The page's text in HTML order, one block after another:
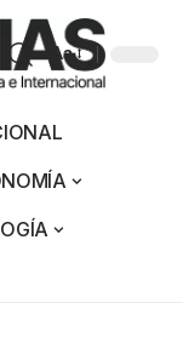
Aa